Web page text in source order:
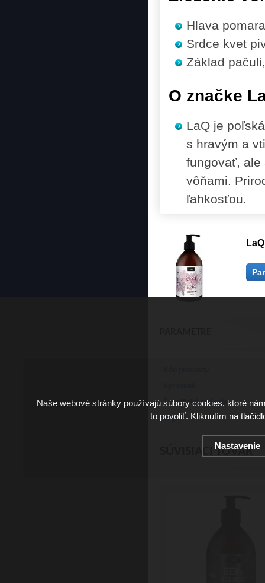
Hlava
Srdce kvet
Základ
O značke
LaQ je
s hravým a
fungovať, ale
vôňami.
ľahkosťou.
Špecifické zloženie
Vegan
SÚVISIACI TOVAR
Naše webové stránky používajú súbory cookies, ktoré
to povoliť. Kliknutím na
Nastavenie